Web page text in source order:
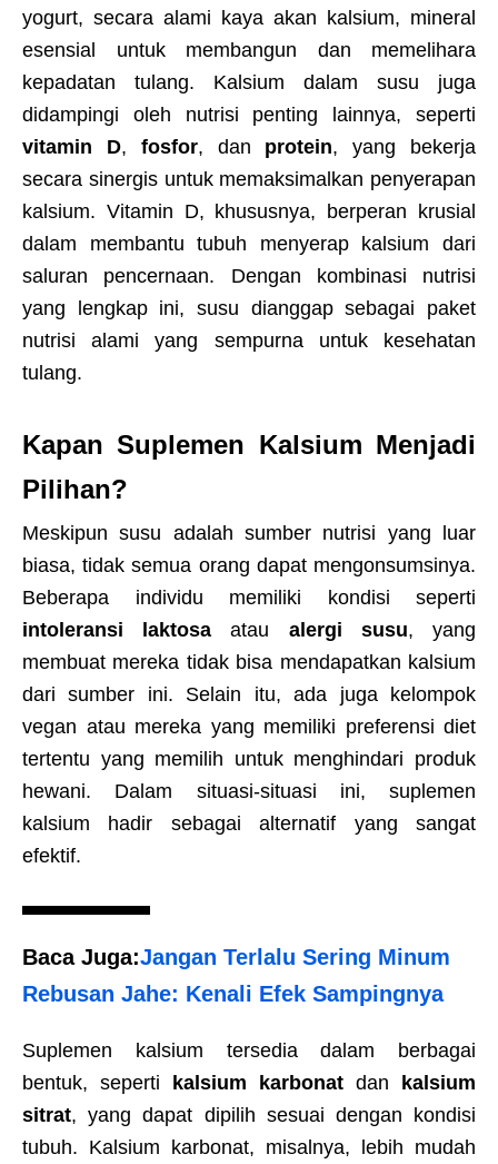
yogurt, secara alami kaya akan kalsium, mineral
esensial untuk membangun dan memelihara
kepadatan tulang. Kalsium dalam susu juga
didampingi oleh nutrisi penting lainnya, seperti
vitamin D, fosfor, dan protein, yang bekerja
secara sinergis untuk memaksimalkan penyerapan
kalsium. Vitamin D, khususnya, berperan krusial
dalam membantu tubuh menyerap kalsium dari
saluran pencernaan. Dengan kombinasi nutrisi
yang lengkap ini, susu dianggap sebagai paket
nutrisi alami yang sempurna untuk kesehatan
tulang.
Kapan Suplemen Kalsium Menjadi
Pilihan?
Meskipun susu adalah sumber nutrisi yang luar
biasa, tidak semua orang dapat mengonsumsinya.
Beberapa individu memiliki kondisi seperti
intoleransi laktosa atau alergi susu, yang
membuat mereka tidak bisa mendapatkan kalsium
dari sumber ini. Selain itu, ada juga kelompok
vegan atau mereka yang memiliki preferensi diet
tertentu yang memilih untuk menghindari produk
hewani. Dalam situasi-situasi ini, suplemen
kalsium hadir sebagai alternatif yang sangat
efektif.
Baca Juga:Jangan Terlalu Sering Minum
Rebusan Jahe: Kenali Efek Sampingnya
Suplemen kalsium tersedia dalam berbagai
bentuk, seperti
kalsium karbonat dan
kalsium
sitrat, yang dapat dipilih sesuai dengan kondisi
tubuh. Kalsium karbonat, misalnya, lebih mudah